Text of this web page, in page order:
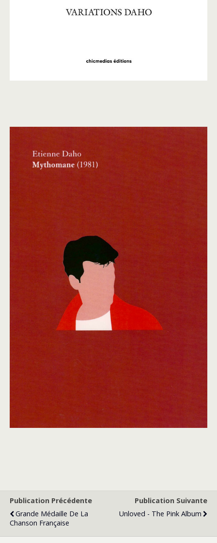
Publication Précédente
Grande Médaille De La
Chanson Française
Publication Suivante
Unloved - The Pink Album